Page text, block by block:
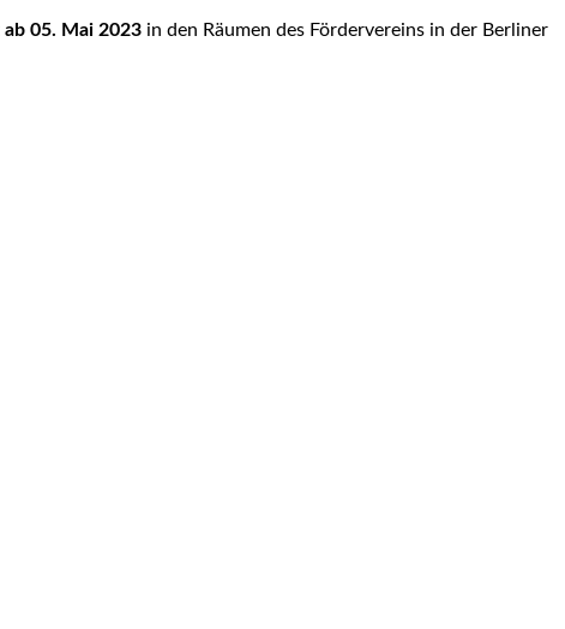
ab 05. Mai 2023 in den Räumen des Fördervereins in der Berliner